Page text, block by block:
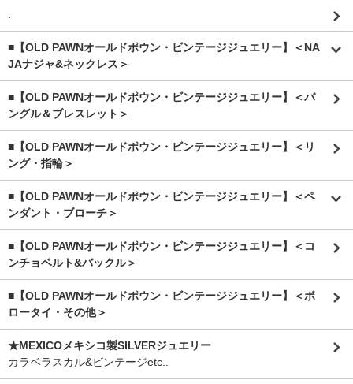
■【OLD PAWNオールドポウン・ビンテージジュエリー】＜NA
JAナジャ&ネックレス＞
■【OLD PAWNオールドポウン・ビンテージジュエリー】＜バ
ングル＆ブレスレット＞
■【OLD PAWNオールドポウン・ビンテージジュエリー】＜リ
ング・指輪＞
■【OLD PAWNオールドポウン・ビンテージジュエリー】＜ペ
ンダント・ブローチ＞
■【OLD PAWNオールドポウン・ビンテージジュエリー】＜コ
ンチョベルト&バックル＞
■【OLD PAWNオールドポウン・ビンテージジュエリー】＜ボ
ロータイ・その他＞
★MEXICOメキシコ製SILVERジュエリー
カラベラスカル&ビンテージetc..